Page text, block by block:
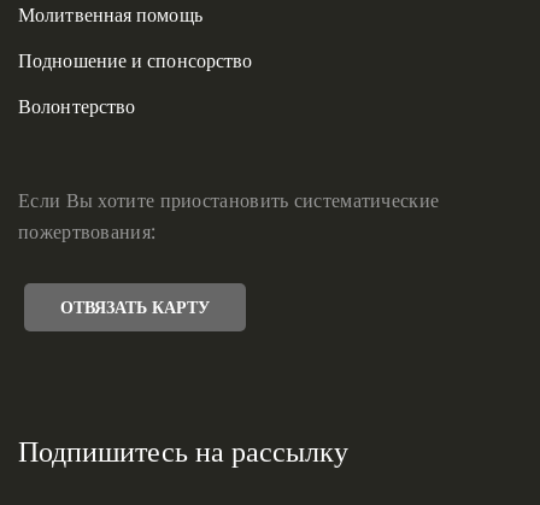
Молитвенная помощь
Подношение и спонсорство
Волонтерство
Если Вы хотите приостановить систематические
пожертвования:
ОТВЯЗАТЬ КАРТУ
Подпишитесь на рассылку